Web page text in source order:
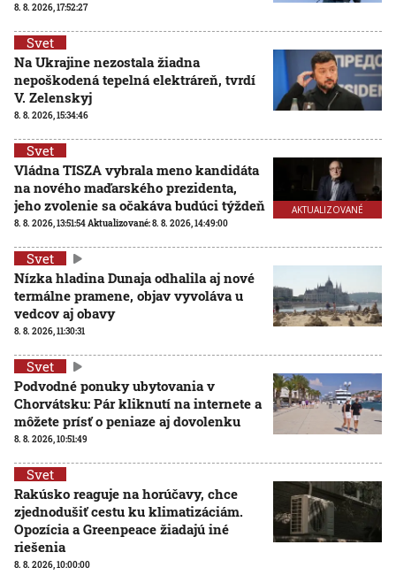
8. 8. 2026, 17:52:27
Svet
Na Ukrajine nezostala žiadna
nepoškodená tepelná elektráreň, tvrdí
V. Zelenskyj
8. 8. 2026, 15:34:46
AKTUALIZOVANÉ
Svet
Vládna TISZA vybrala meno kandidáta
na nového maďarského prezidenta,
jeho zvolenie sa očakáva budúci týždeň
8. 8. 2026, 13:51:54Aktualizované:8. 8. 2026, 14:49:00
Svet
Nízka hladina Dunaja odhalila aj nové
termálne pramene, objav vyvoláva u
vedcov aj obavy
8. 8. 2026, 11:30:31
Svet
Podvodné ponuky ubytovania v
Chorvátsku: Pár kliknutí na internete a
môžete prísť o peniaze aj dovolenku
8. 8. 2026, 10:51:49
Svet
Rakúsko reaguje na horúčavy, chce
zjednodušiť cestu ku klimatizáciám.
Opozícia a Greenpeace žiadajú iné
riešenia
8. 8. 2026, 10:00:00